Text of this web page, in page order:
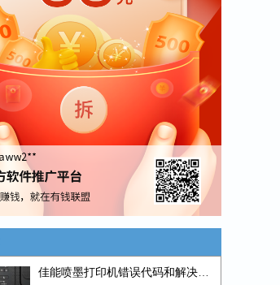
佳能喷墨打印机错误代码和解决思路 E系列 P系列